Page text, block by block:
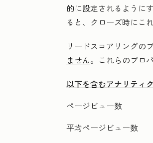
的に設定されるように
ると、クローズ時にこ
リードスコアリングの
ません。これらのプロ
以下を含むアナリティ
ページビュー数
平均ページビュー数